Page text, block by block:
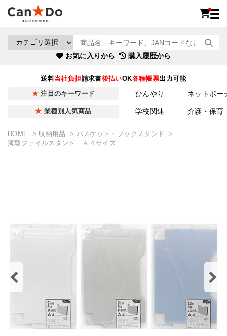
お気に入りから 購入履歴から
送料当社負担請求書後払いOK各種帳票出力可能
注目のキーワード ひんやり ネットポー
業種別人気商品 学校関連 介護・保育
HOME 収納用品
バスケット・ブックスタンド
薄型ファイルスタンド Ａ４サイズ